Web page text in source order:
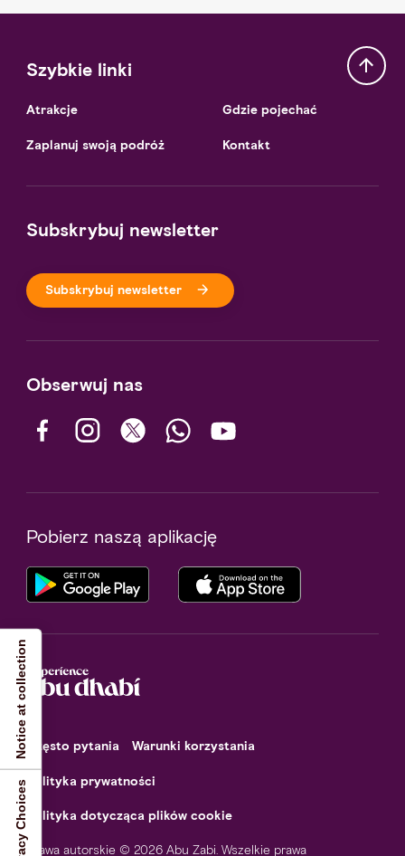
Szybkie linki
Atrakcje
Zaplanuj swoją podróż
Gdzie pojechać
Kontakt
Subskrybuj newsletter
Subskrybuj newsletter
Obserwuj nas
Pobierz naszą aplikację
Często pytania Warunki korzystania
Polityka prywatności
Polityka dotycząca plików cookie
Prawa autorskie © 2026 Abu Zabi. Wszelkie prawa
Notice at collection